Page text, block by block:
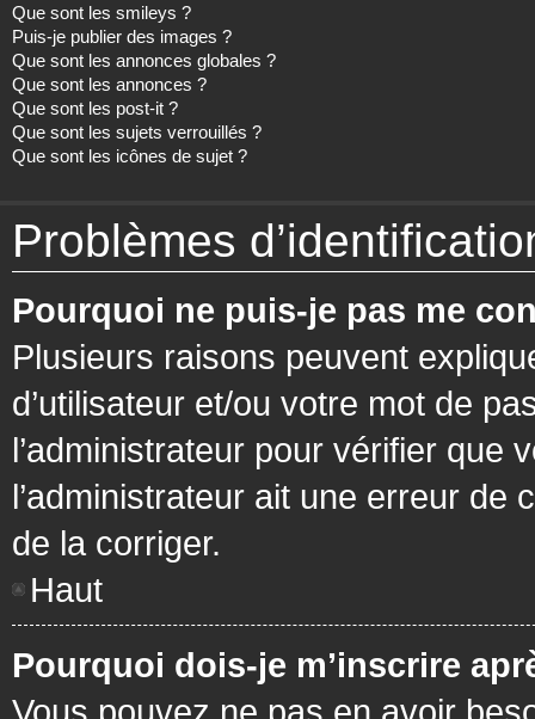
Que sont les smileys ?
Puis-je publier des images ?
Que sont les annonces globales ?
Que sont les annonces ?
Que sont les post-it ?
Que sont les sujets verrouillés ?
Que sont les icônes de sujet ?
Problèmes
Pourquoi ne puis-je pas me
Plusieurs raisons peuvent
d’utilisateur et/ou votre mot de
l’administrateur pour vérifier que
l’administrateur ait une erreur de
de la corriger.
Haut
Pourquoi dois-je m’inscrire